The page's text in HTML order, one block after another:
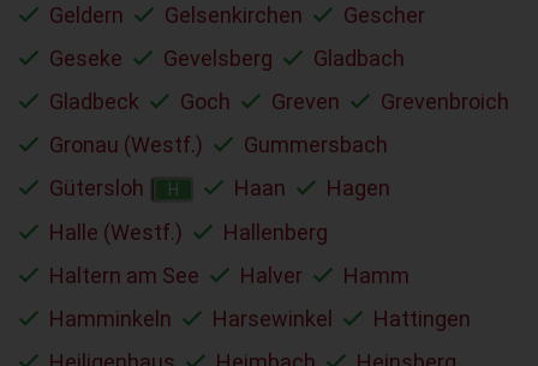
Geldern
Gelsenkirchen
Gescher
Geseke
Gevelsberg
Gladbach
Gladbeck
Goch Greven
Grevenbroich
Gronau (Westf.)
Gummersbach
Gütersloh
H Haan
Hagen
Halle (Westf.)
Hallenberg
Haltern am See
Halver
Hamm
Hamminkeln
Harsewinkel
Hattingen